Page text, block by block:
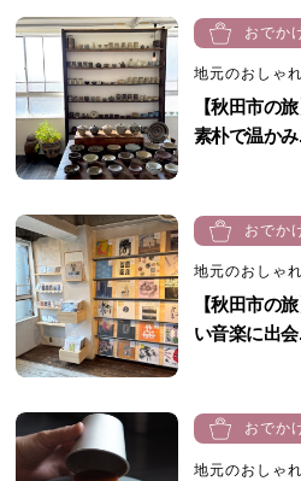
おでか
地元のおしゃ
【秋田市の
素朴で温かみ
おでか
地元のおしゃ
【秋田市の
い音楽に出会
おでか
地元のおしゃ